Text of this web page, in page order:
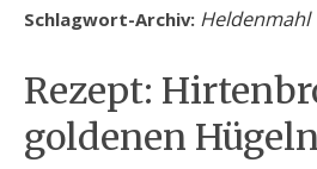
Schlagwort-Archiv: Heldenmahl
Rezept:
goldenen Hügeln